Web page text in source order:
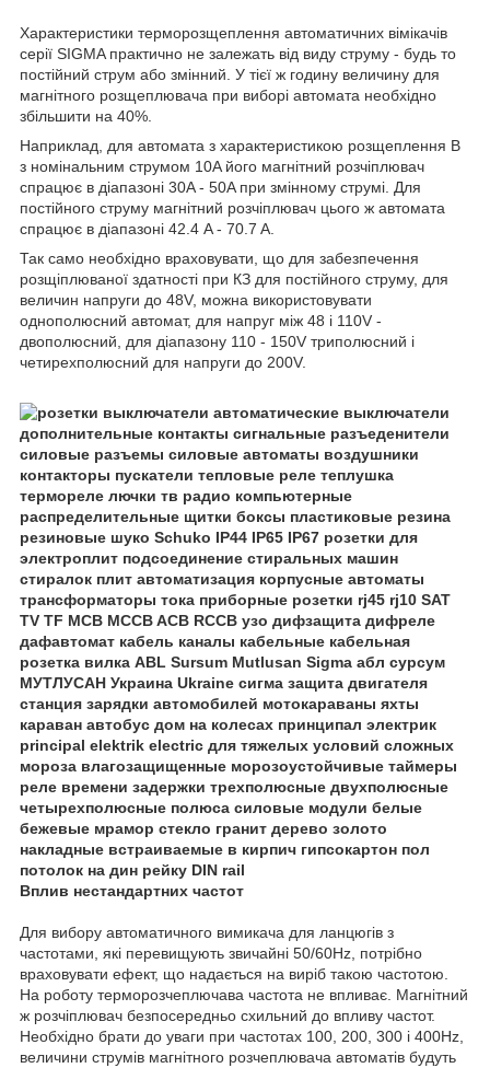
Характеристики терморозщеплення автоматичних вімікачів
серії SIGMA практично не залежать від виду струму - будь то
постійний струм або змінний. У тієї ж годину величину для
магнітного розщеплювача при виборі автомата необхідно
збільшити на 40%.
Наприклад, для автомата з характеристикою розщеплення B
з номінальним струмом 10A його магнітний розчіплювач
спрацює в діапазоні 30A - 50A при змінному струмі. Для
постійного струму магнітний розчіплювач цього ж автомата
спрацює в діапазоні 42.4 A - 70.7 A.
Так само необхідно враховувати, що для забезпечення
розщіплюваної здатності при КЗ для постійного струму, для
величин напруги до 48V, можна використовувати
однополюсний автомат, для напруг між 48 і 110V -
двополюсний, для діапазону 110 - 150V триполюсний і
четирехполюсний для напруги до 200V.
Вплив нестандартних частот
Для вибору автоматичного вимикача для ланцюгів з
частотами, які перевищують звичайні 50/60Hz, потрібно
враховувати ефект, що надається на виріб такою частотою.
На роботу терморозчеплючава частота не впливає. Магнітний
ж розчіплювач безпосередньо схильний до впливу частот.
Необхідно брати до уваги при частотах 100, 200, 300 і 400Hz,
величини струмів магнітного розчеплювача автоматів будуть